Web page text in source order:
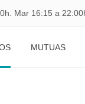
Mar 16:15 a
MUTUAS